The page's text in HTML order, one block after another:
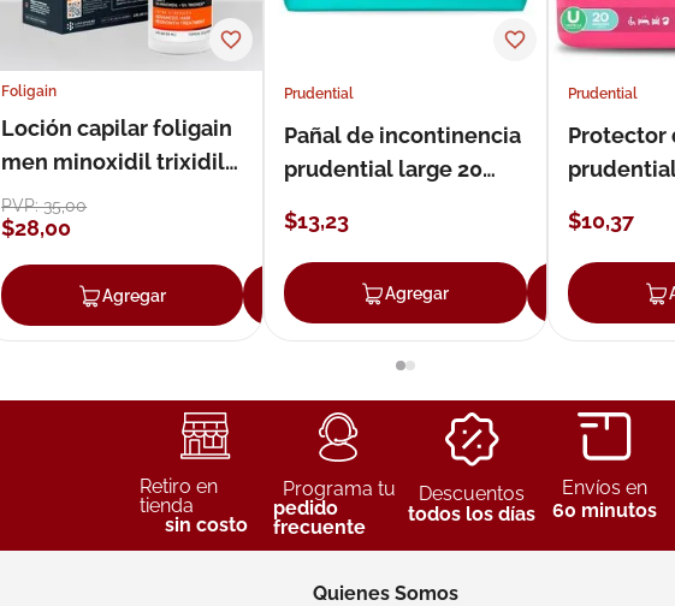
Agregar
Foligain
Loción capilar foligain
men minoxidil trixidil
loción 59 ml
PVP:35,00
$28,00
Agregar Agregar
Prudential
Pañal de incontinencia
prudential large 20
$13,23
Agregar
Prudential
Protector
$10,37
Retiro en
tienda
sin costo
Programa tu
pedido
frecuente
Descuentos
todos los días
Envíos en
60 minutos
Quienes Somos